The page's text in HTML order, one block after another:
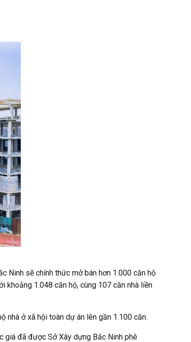
Ninh sẽ chính thức mở bán hơn 1.000 căn hộ
1.048 căn hộ, cùng 107 căn nhà liền
nhà ở xã hội toàn dự án lên gần 1.100 căn.
giá đã được Sở Xây dựng Bắc Ninh phê